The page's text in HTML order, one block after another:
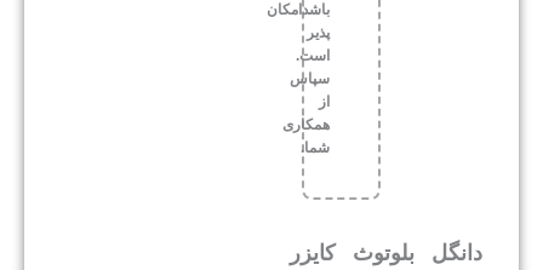
باشدامکان
پذیر
است.
سپاس
از
همکاری
شما.
دانگل بلوتوث کایزر